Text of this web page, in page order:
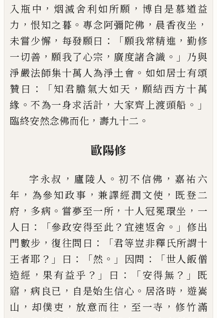
入瓶中 ， 烟滅舍利如所願 ， 博自是慕道益
力 ， 恨知之暮 。 專念阿彌陀佛 ， 晨香夜坐 ，
未嘗少懈 ， 每發願曰 ：「願我常精進 ，勤修
一切善 ， 願我了心宗 ， 廣度諸含識 。」
乃與
淨嚴法師集十萬人為淨土會 。 如如居士有頌
贊曰 ：「知君膽氣大如天 ， 願結西方十萬
緣 。不為一身求活計 ， 大家齊上渡頭船 。」
臨終安然念佛而化 ， 壽九十二 。
歐陽修
字永叔 ， 廬陵人 。初不信佛 ， 嘉祐六
年 ， 為參知政事 ，兼譯經潤文使 ， 既登二
府 ， 多病 。 嘗夢至一所 ， 十人冠冕環坐 ， 一
人曰 ：「參政安得至此 ？ 宜速返舍 。」修出
門數步 ，復往問曰 ：「君等豈非釋氏所謂十
王者耶 ？」 曰 ： 「然 。」 因問 ：「世人飯僧
造經 ， 果有益乎 ？」 曰 ：「安得無 ？」 既
窹 ，病 良已 ， 自是始生信心 。 居洛時 ， 遊嵩
山 ， 却僕吏 ， 放意而往 ， 至一寺 ， 修竹滿